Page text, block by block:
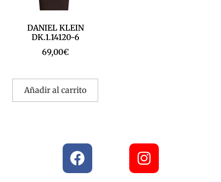
DANIEL KLEIN
DK.1.14120-6
69,00€
Añadir al carrito